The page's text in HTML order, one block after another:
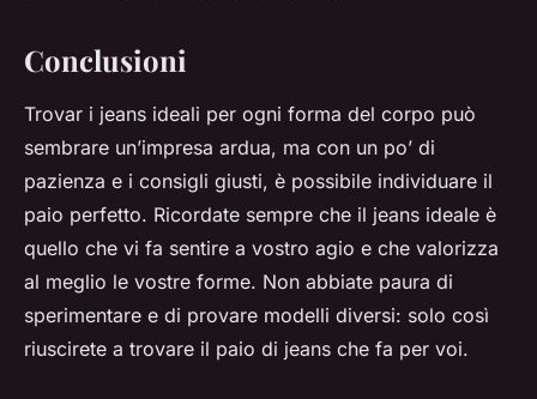
Conclusioni
Trovar i jeans ideali per ogni forma del corpo può
sembrare un’impresa ardua, ma con un po’ di
pazienza e i consigli giusti, è possibile individuare il
paio perfetto. Ricordate sempre che il jeans ideale è
quello che vi fa sentire a vostro agio e che valorizza
al meglio le vostre forme. Non abbiate paura di
sperimentare e di provare modelli diversi: solo così
riuscirete a trovare il paio di jeans che fa per voi.